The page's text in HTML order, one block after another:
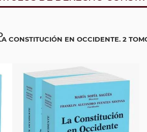
CONSTITUCIÓN EN OCCIDENTE. 2